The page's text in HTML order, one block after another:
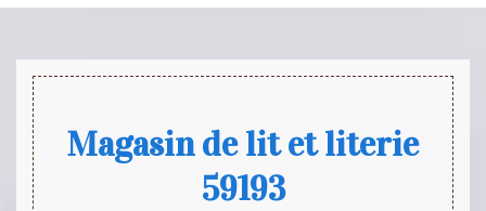
Magasin de lit et literie
59193